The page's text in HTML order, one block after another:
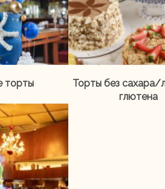
торты
Торты без сахара/
глютена